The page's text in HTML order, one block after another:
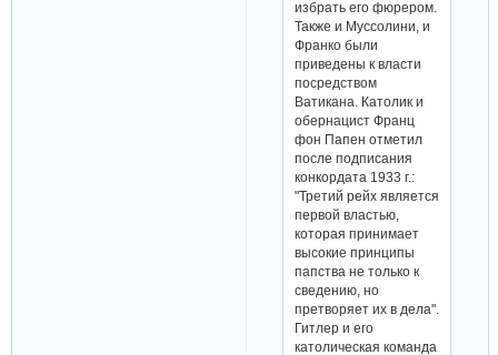
избрать его фюрером.
Также и Муссолини, и
Франко были
приведены к власти
посредством
Ватикана. Католик и
обернацист Франц
фон Папен отметил
после подписания
конкордата 1933 г.:
"Третий рейх является
первой властью,
которая принимает
высокие принципы
папства не только к
сведению, но
претворяет их в дела".
Гитлер и его
католическая команда